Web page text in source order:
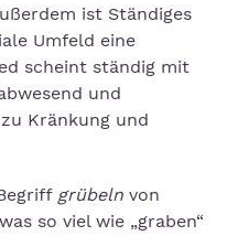
ist Ständiges
Umfeld eine
scheint ständig mit
und
Kränkung und
grübeln von
so viel wie „graben“